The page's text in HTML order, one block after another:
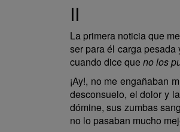
II
La primera noticia que
ser para él carga
cuando dice que no los
¡Ay!, no me engañaban
desconsuelo, el dolor y
dómine, sus zumbas
no lo pasaban mucho